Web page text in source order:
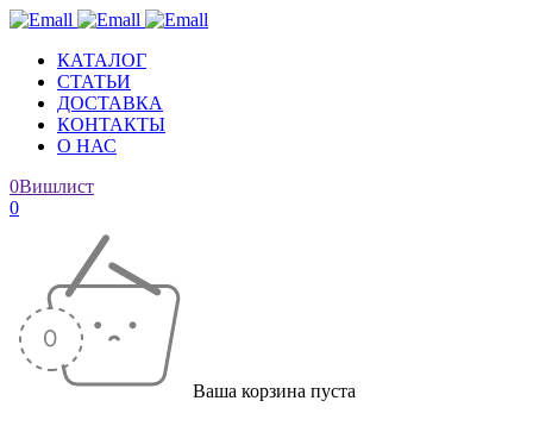
КАТАЛОГ
СТАТЬИ
ДОСТАВКА
КОНТАКТЫ
О НАС
0Вишлист
0
Ваша корзина пуста